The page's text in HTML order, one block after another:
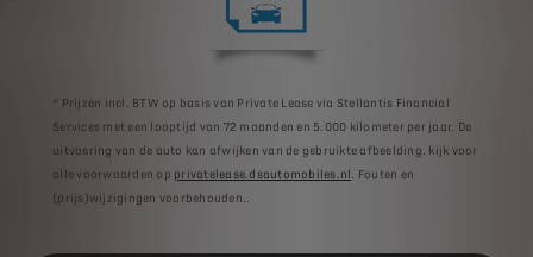
* Prijzen incl. BTW op basis van Private Lease via Stellantis Financial
Services met een looptijd van 72 maanden en 5.000 kilometer per jaar. De
uitvoering van de auto kan afwijken van de gebruikte afbeelding. kijk voor
alle voorwaarden op privatelease.dsautomobiles.nl
. Fouten en
(prijs)wijzigingen voorbehouden..